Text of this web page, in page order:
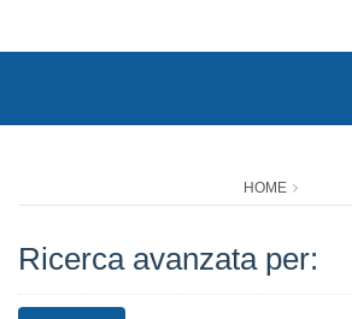
HOME
Ricerca avanzata per: